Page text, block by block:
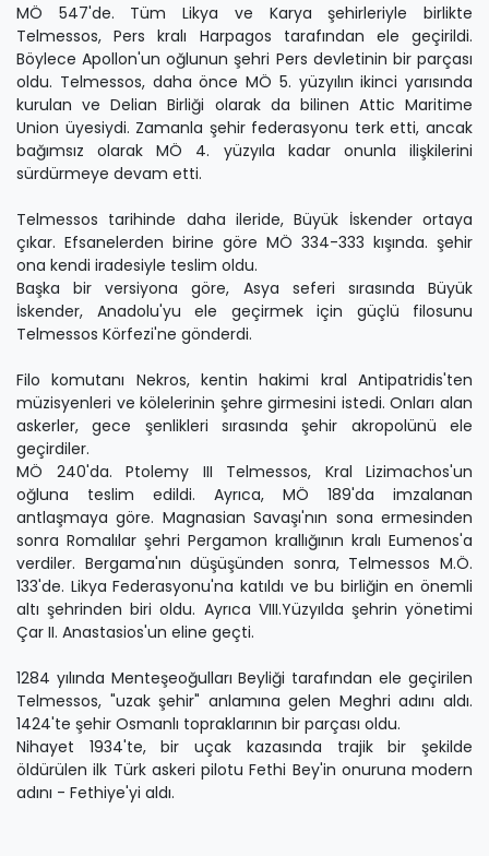
MÖ 547'de. Tüm Likya ve Karya şehirleriyle birlikte
Telmessos, Pers kralı Harpagos tarafından ele geçirildi.
Böylece Apollon'un oğlunun şehri Pers devletinin bir parçası
oldu. Telmessos, daha önce MÖ 5. yüzyılın ikinci yarısında
kurulan ve Delian Birliği olarak da bilinen Attic Maritime
Union üyesiydi. Zamanla şehir federasyonu terk etti, ancak
bağımsız olarak MÖ 4. yüzyıla kadar onunla ilişkilerini
sürdürmeye devam etti.
Telmessos tarihinde daha ileride, Büyük İskender ortaya
çıkar. Efsanelerden birine göre MÖ 334-333 kışında. şehir
ona kendi iradesiyle teslim oldu.
Başka bir versiyona göre, Asya seferi sırasında Büyük
İskender, Anadolu'yu ele geçirmek için güçlü filosunu
Telmessos Körfezi'ne gönderdi.
Filo komutanı Nekros, kentin hakimi kral Antipatridis'ten
müzisyenleri ve kölelerinin şehre girmesini istedi. Onları alan
askerler, gece şenlikleri sırasında şehir akropolünü ele
geçirdiler.
MÖ 240'da. Ptolemy III Telmessos, Kral Lizimachos'un
oğluna teslim edildi. Ayrıca, MÖ 189'da imzalanan
antlaşmaya göre. Magnasian Savaşı'nın sona ermesinden
sonra Romalılar şehri Pergamon krallığının kralı Eumenos'a
verdiler. Bergama'nın düşüşünden sonra, Telmessos M.Ö.
133'de. Likya Federasyonu'na katıldı ve bu birliğin en önemli
altı şehrinden biri oldu. Ayrıca VIII.Yüzyılda şehrin yönetimi
Çar II. Anastasios'un eline geçti.
1284 yılında Menteşeoğulları Beyliği tarafından ele geçirilen
Telmessos, "uzak şehir" anlamına gelen Meghri adını aldı.
1424'te şehir Osmanlı topraklarının bir parçası oldu.
Nihayet 1934'te, bir uçak kazasında trajik bir şekilde
öldürülen ilk Türk askeri pilotu Fethi Bey'in onuruna modern
adını - Fethiye'yi aldı.